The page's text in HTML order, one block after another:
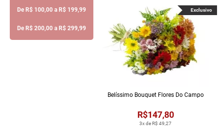
De R$ 100,00 a R$ 199,99
De R$ 200,00 a R$ 299,99
3x de R$ 49,27
R$147,80
Belíssimo Bouquet Flores Do Campo
Exclusivo